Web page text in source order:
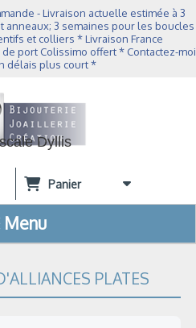
- Livraison actuelle estimée à 3
anneaux; 3 semaines pour les boucles
et colliers * Livraison France
port Colissimo offert * Contactez-moi
délais plus court *
Dyllis
Panier
Menu
PLATES